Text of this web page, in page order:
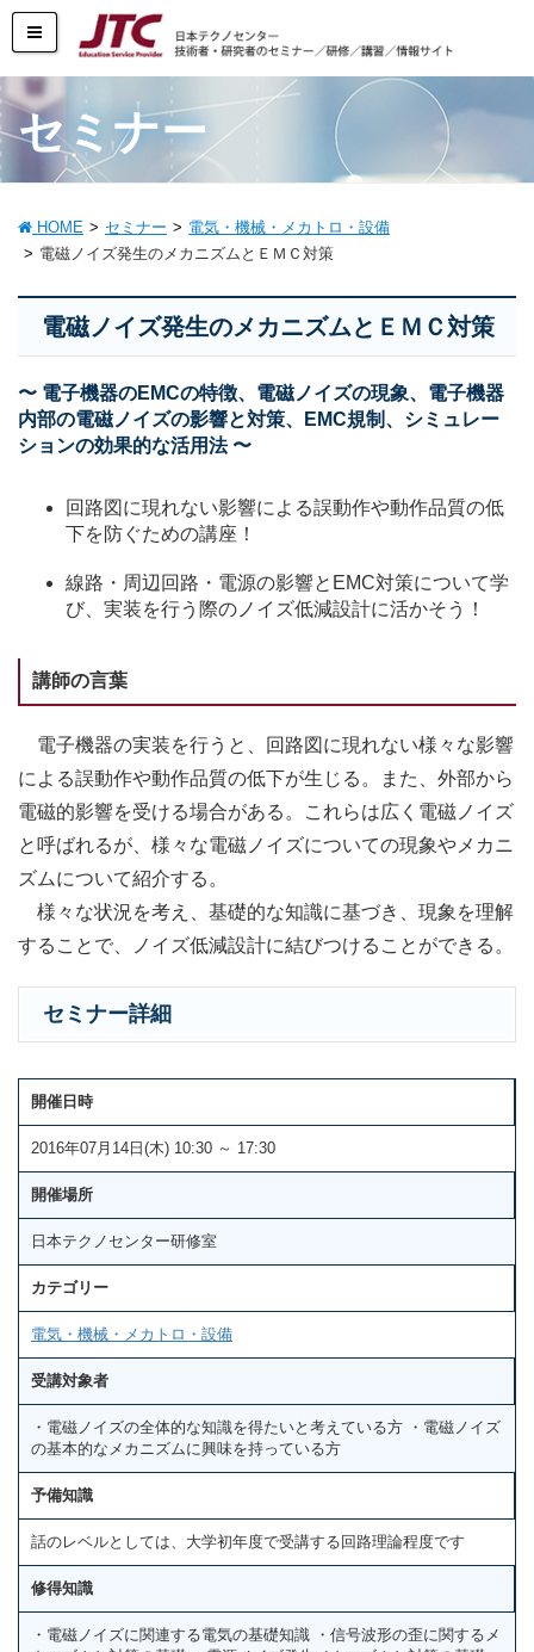
セミナー
HOME セミナー
電気・機械・メカトロ・設備
電磁ノイズ発生のメカニズムとＥＭＣ対策
電磁ノイズ発生のメカニズムとＥＭＣ対策
〜 電子機器のEMCの特徴、電磁ノイズの現象、電子機器
内部の電磁ノイズの影響と対策、EMC規制、シミュレー
ションの効果的な活用法 〜
回路図に現れない影響による誤動作や動作品質の低
下を防ぐための講座！
線路・周辺回路・電源の影響とEMC対策について学
び、実装を行う際のノイズ低減設計に活かそう！
講師の言葉
電子機器の実装を行うと、回路図に現れない様々な影響
による誤動作や動作品質の低下が生じる。また、外部から
電磁的影響を受ける場合がある。これらは広く電磁ノイズ
と呼ばれるが、様々な電磁ノイズについての現象やメカニ
ズムについて紹介する。
様々な状況を考え、基礎的な知識に基づき、現象を理解
することで、ノイズ低減設計に結びつけることができる。
セミナー詳細
開催日時
2016年07月14日(木) 10:30 ～ 17:30
開催場所
日本テクノセンター研修室
カテゴリー
電気・機械・メカトロ・設備
受講対象者
・電磁ノイズの全体的な知識を得たいと考えている方 ・電磁ノイズ
の基本的なメカニズムに興味を持っている方
予備知識
話のレベルとしては、大学初年度で受講する回路理論程度です
修得知識
・電磁ノイズに関連する電気の基礎知識 ・信号波形の歪に関するメ